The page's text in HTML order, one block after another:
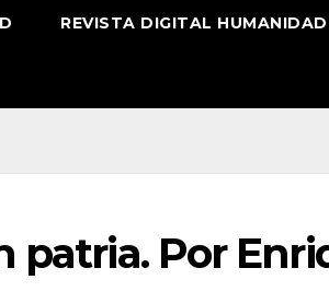
REVISTA DIGITAL HUMANIDAD
patria. Por